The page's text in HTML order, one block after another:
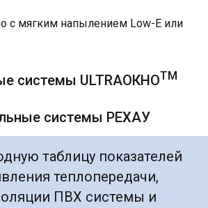
с мягким напылением Low-E или
системы ULTRAОКНОТМ
системы РЕХАУ
таблицу показателей
теплопередачи,
ПВХ системы и